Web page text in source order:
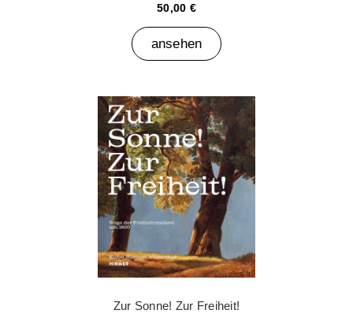
50,00 €
ansehen
Zur Sonne! Zur Freiheit!